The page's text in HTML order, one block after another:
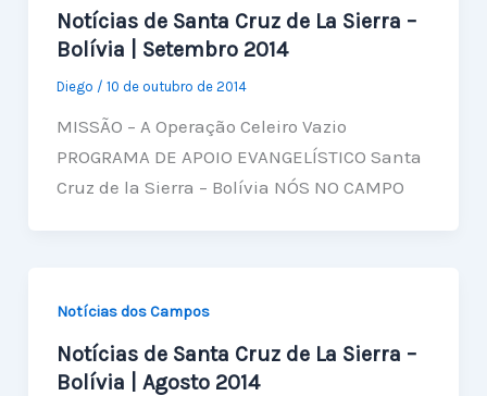
Notícias de Santa Cruz de La Sierra –
Bolívia | Setembro 2014
Diego / 10 de outubro de 2014
MISSÃO – A Operação Celeiro Vazio
PROGRAMA DE APOIO EVANGELÍSTICO Santa
Cruz de la Sierra – Bolívia NÓS NO CAMPO
Notícias dos Campos
Notícias de Santa Cruz de La Sierra –
Bolívia | Agosto 2014